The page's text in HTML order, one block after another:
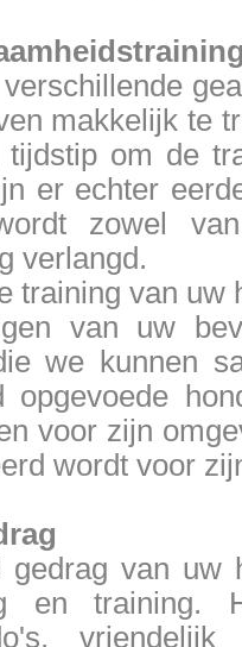
makkelijk te
tijdstip om de
er echter
zowel
verlangd.
training van uw
van uw
we kunnen
opgevoede
voor zijn
wordt voor
gedrag van uw
en training.